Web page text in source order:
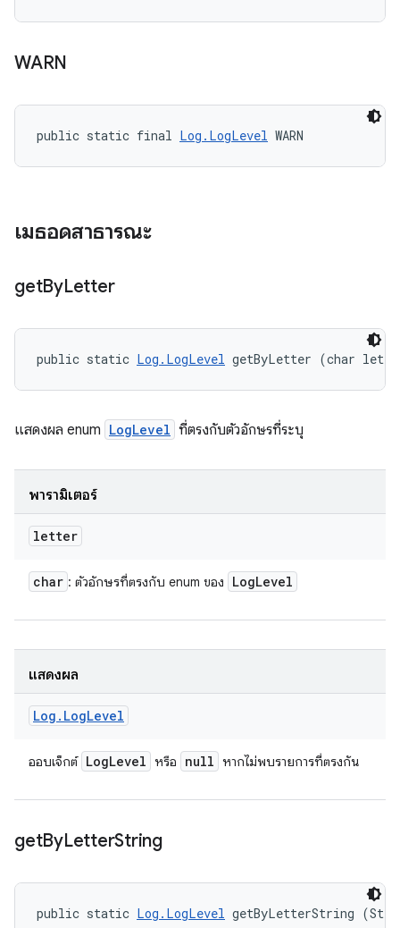
WARN
public static final Log.LogLevel WARN
เมธอดสาธารณะ
getByLetter
public static Log.LogLevel getByLetter (char
แสดงผล enum LogLevel ที่ตรงกับตัวอักษรที่ระบุ
พารามิเตอร์
letter
char : ตัวอักษรที่ตรงกับ enum ของ LogLevel
แสดงผล
Log . LogLevel
ออบเจ็กต์ LogLevel หรือ null หากไม่พบรายการที่ตรงกัน
getByLetterString
public static Log.LogLevel getByLetterString